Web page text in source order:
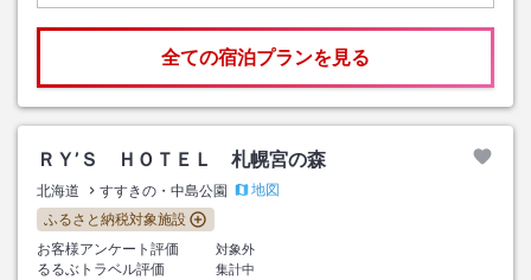
全ての宿泊プランを見る
ＲＹ’Ｓ ＨＯＴＥＬ 札幌宮の森
北海道 すすきの・中島公園
地図
ふるさと納税対象施設
お客様アンケート評価
対象外
るるぶトラベル評価
集計中